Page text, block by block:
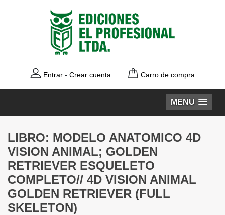
Entrar - Crear cuenta Carro de compra
MENU
LIBRO: MODELO ANATOMICO 4D
VISION ANIMAL; GOLDEN
RETRIEVER ESQUELETO
COMPLETO// 4D VISION ANIMAL
GOLDEN RETRIEVER (FULL
SKELETON)